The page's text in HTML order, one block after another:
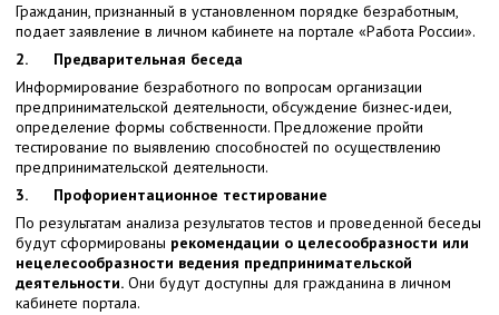
Гражданин, признанный в установленном порядке безработным,
подает заявление в личном кабинете на портале «Работа России».
2. Предварительная беседа
Информирование безработного по вопросам организации
предпринимательской деятельности, обсуждение бизнес-идеи,
определение формы собственности. Предложение пройти
тестирование по выявлению способностей по осуществлению
предпринимательской деятельности.
3. Профориентационное тестирование
По результатам анализа результатов тестов и проведенной беседы
будут сформированы рекомендации о целесообразности или
нецелесообразности ведения предпринимательской
деятельности. Они будут доступны для гражданина в личном
кабинете портала.